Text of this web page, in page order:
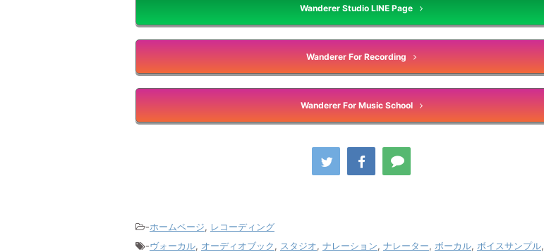
Wanderer Studio LINE Page
Wanderer For Recording
Wanderer For Music School
-ホームページ, レコーディング
-ヴォーカル, オーディオブック, スタジオ, ナレーション, ナレーター, ボーカル, ボイスサンプル,